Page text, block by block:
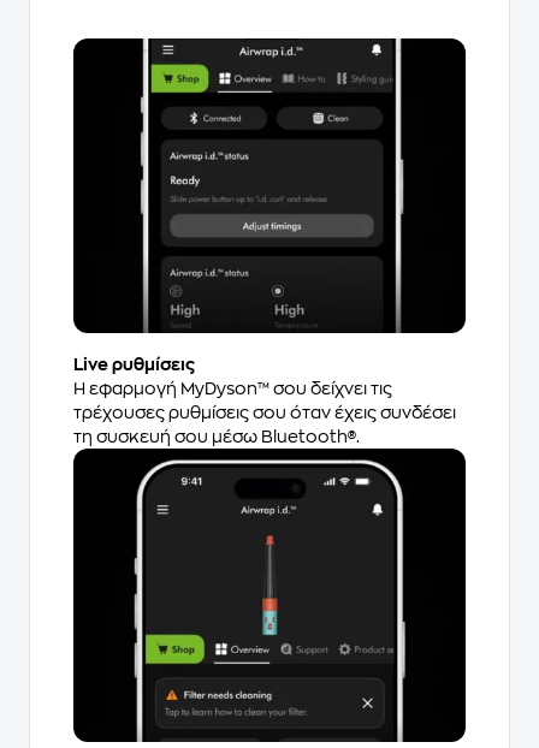
Live ρυθμίσεις
Η εφαρμογή MyDyson™ σου δείχνει τις
τρέχουσες ρυθμίσεις σου όταν έχεις συνδέσει
τη συσκευή σου μέσω Bluetooth®.